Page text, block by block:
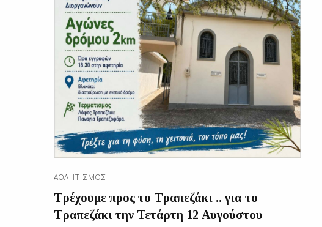
ΑΘΛΗΤΙΣΜΌΣ
Τρέχουμε προς το Τραπεζάκι .. για το
Τραπεζάκι την Τετάρτη 12 Αυγούστου